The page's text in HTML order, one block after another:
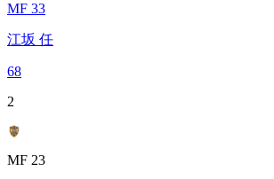
MF 33
江坂 任
68
2
MF 23